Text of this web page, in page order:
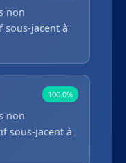
non
sous-jacent à
100.0%
non
sous-jacent à